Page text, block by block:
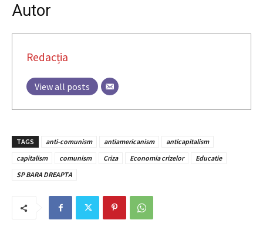
Autor
Redacția
View all posts
TAGS anti-comunism antiamericanism
anticapitalism
capitalism
comunism Criza Economia crizelor
Educatie
SP BARA DREAPTA